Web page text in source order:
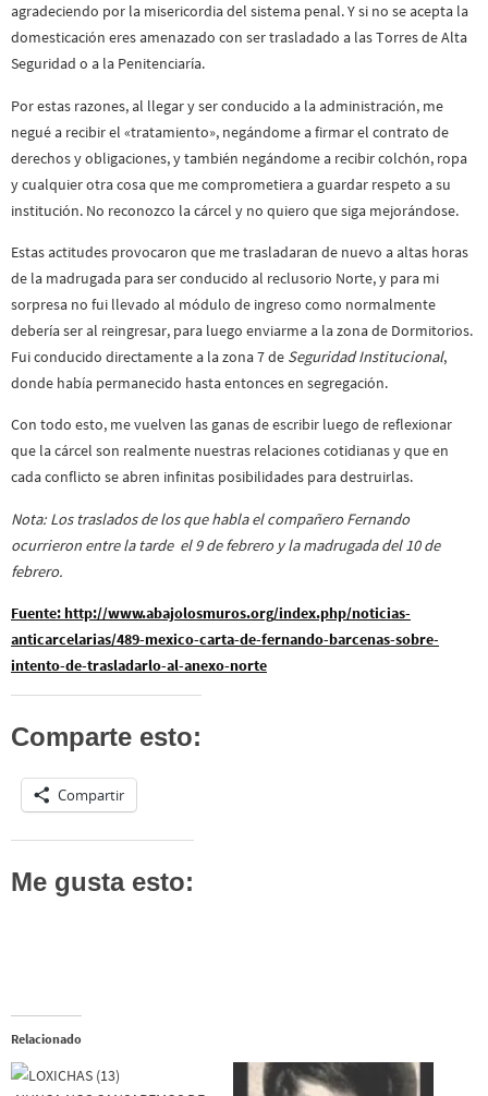
agradeciendo por la misericordia del sistema penal. Y si no se acepta la
domesticación eres amenazado con ser trasladado a las Torres de Alta
Seguridad o a la Penitenciaría.
Por estas razones, al llegar y ser conducido a la administración, me
negué a recibir el «tratamiento», negándome a firmar el contrato de
derechos y obligaciones, y también negándome a recibir colchón, ropa
y cualquier otra cosa que me comprometiera a guardar respeto a su
institución. No reconozco la cárcel y no quiero que siga mejorándose.
Estas actitudes provocaron que me trasladaran de nuevo a altas horas
de la madrugada para ser conducido al reclusorio Norte, y para mi
sorpresa no fui llevado al módulo de ingreso como normalmente
debería ser al reingresar, para luego enviarme a la zona de Dormitorios.
Fui conducido directamente a la zona 7 de Seguridad Institucional,
donde había permanecido hasta entonces en segregación.
Con todo esto, me vuelven las ganas de escribir luego de reflexionar
que la cárcel son realmente nuestras relaciones cotidianas y que en
cada conflicto se abren infinitas posibilidades para destruirlas.
Nota: Los traslados de los que habla el compañero Fernando
ocurrieron entre la tarde el 9 de febrero y la madrugada del 10 de
febrero.
Fuente: http://www.abajolosmuros.org/index.php/noticias-
anticarcelarias/489-mexico-carta-de-fernando-barcenas-sobre-
intento-de-trasladarlo-al-anexo-norte
Comparte esto:
Compartir
Me gusta esto:
Relacionado